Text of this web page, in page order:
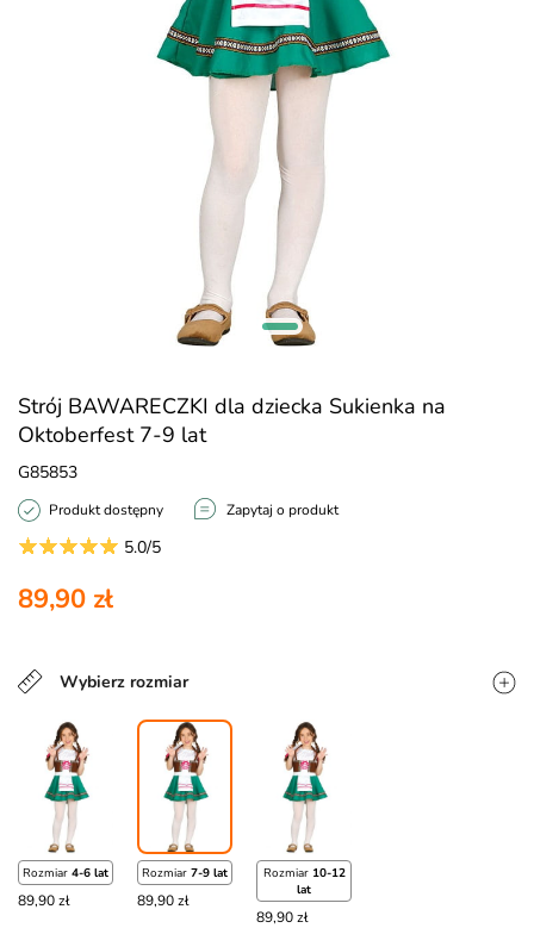
Strój BAWARECZKI dla dziecka Sukienka na
Oktoberfest 7-9 lat
G85853
Produkt dostępny Zapytaj o produkt
5.0/5
89,90 zł
Wybierz rozmiar
Rozmiar 4-6 lat
89,90 zł
Rozmiar 7-9 lat
89,90 zł
Rozmiar 10-12
lat
89,90 zł